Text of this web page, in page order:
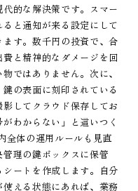
代的な解決策です。スマー
と通知が来る設定にして
す。数千円の投資で、合
と精神的なダメージを回
ではありません。次に、
の表面に刻印されている
してクラウド保存してお
わからない」と這いつく
全体の運用ルールも見直
理の鍵ボックスに保管
ートを作成します。自分
える状態にあれば、業務